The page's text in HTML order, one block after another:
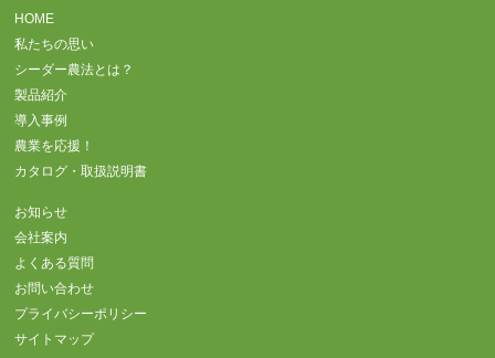
HOME
私たちの思い
シーダー農法とは？
製品紹介
導入事例
農業を応援！
カタログ・取扱説明書
お知らせ
会社案内
よくある質問
お問い合わせ
プライバシーポリシー
サイトマップ